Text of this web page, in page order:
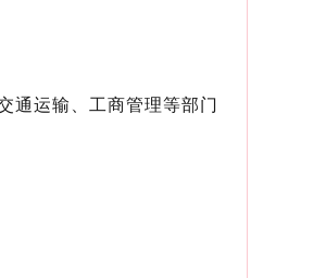
通运输、工商管理等部门